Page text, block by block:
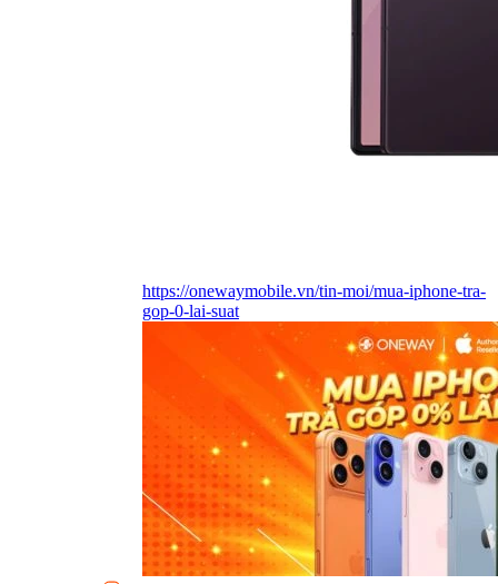
https://onewaymobile.vn/tin-moi/mua-iphone-tra-
gop-0-lai-suat